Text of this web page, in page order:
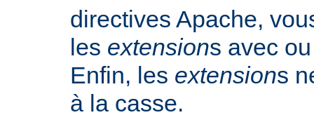
directives Apache,
les extensions avec
Enfin, les extensions
à la casse.